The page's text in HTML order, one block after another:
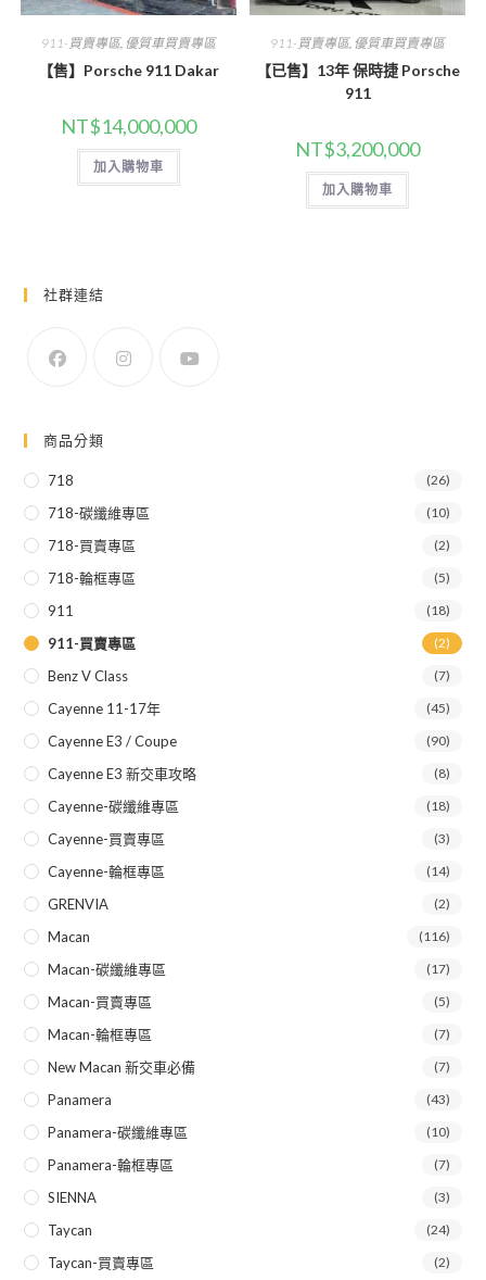
911-買賣專區, 優質車買賣專區
【售】Porsche 911 Dakar
NT$14,000,000
加入購物車
911-買賣專區, 優質車買賣專區
【已售】13年 保時捷 Porsche
911
NT$3,200,000
加入購物車
社群連結
商品分類
718 (26)
718-碳纖維專區 (10)
718-買賣專區 (2)
718-輪框專區 (5)
911 (18)
911-買賣專區 (2)
Benz V Class (7)
Cayenne 11-17年 (45)
Cayenne E3 / Coupe (90)
Cayenne E3 新交車攻略 (8)
Cayenne-碳纖維專區 (18)
Cayenne-買賣專區 (3)
Cayenne-輪框專區 (14)
GRENVIA (2)
Macan (116)
Macan-碳纖維專區 (17)
Macan-買賣專區 (5)
Macan-輪框專區 (7)
New Macan 新交車必備 (7)
Panamera (43)
Panamera-碳纖維專區 (10)
Panamera-輪框專區 (7)
SIENNA (3)
Taycan (24)
Taycan-買賣專區 (2)